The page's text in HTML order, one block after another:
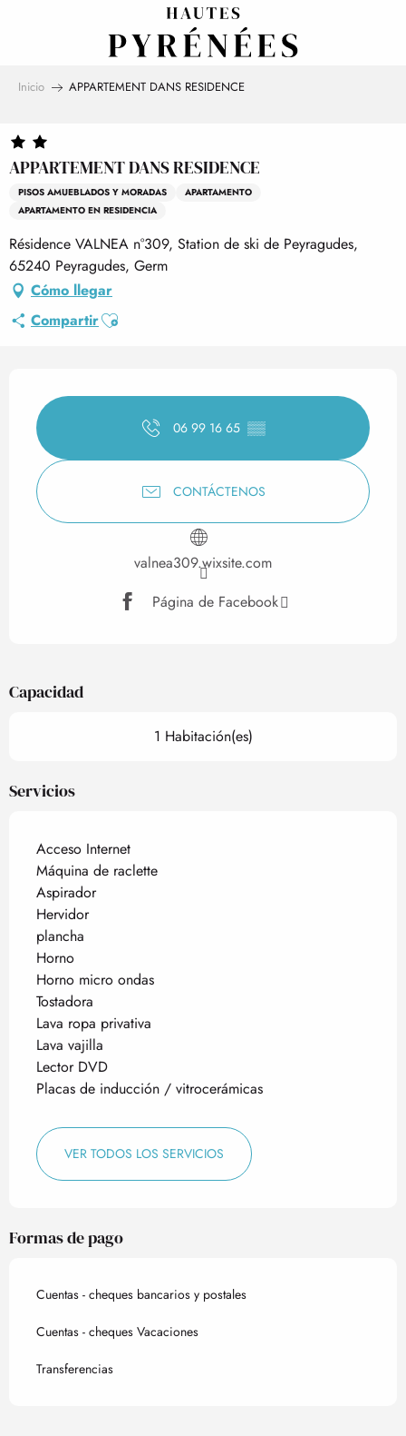
Inicio APPARTEMENT DANS RESIDENCE
APPARTEMENT DANS RESIDENCE
PISOS AMUEBLADOS Y MORADAS
APARTAMENTO
APARTAMENTO EN RESIDENCIA
Résidence VALNEA n°309, Station de ski de Peyragudes,
65240 Peyragudes, Germ
Cómo llegar
CompartirAjouter aux favoris
Horarios y datos de
06 99 16 65 ▒▒
CONTÁCTENOS
valnea309.wixsite.com
Página de Facebook
Capacidad
1 Habitación(es)
Servicios
Acceso Internet
Máquina de raclette
Aspirador
Hervidor
plancha
Horno
Horno micro ondas
Tostadora
Lava ropa privativa
Lava vajilla
Lector DVD
Placas de inducción / vitrocerámicas
VER TODOS LOS SERVICIOS
Formas de pago
Cuentas - cheques bancarios y postales
Cuentas - cheques Vacaciones
Transferencias